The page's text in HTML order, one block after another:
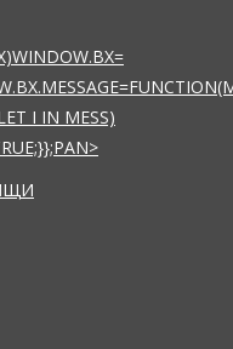
I IN MESS)
PAN>